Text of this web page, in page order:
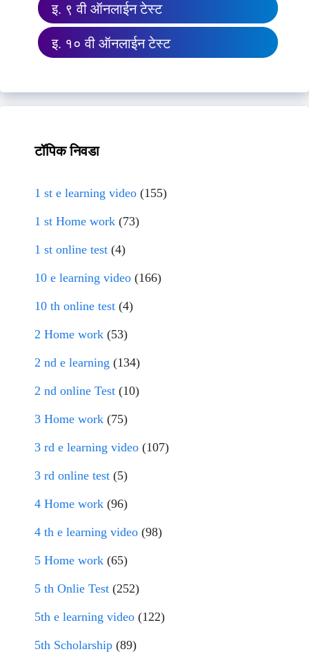
इ. ९ वी ऑनलाईन टेस्ट
इ. १० वी ऑनलाईन टेस्ट
टॉपिक निवडा
1 st e learning video (155)
1 st Home work (73)
1 st online test (4)
10 e learning video (166)
10 th online test (4)
2 Home work (53)
2 nd e learning (134)
2 nd online Test (10)
3 Home work (75)
3 rd e learning video (107)
3 rd online test (5)
4 Home work (96)
4 th e learning video (98)
5 Home work (65)
5 th Onlie Test (252)
5th e learning video (122)
5th Scholarship (89)